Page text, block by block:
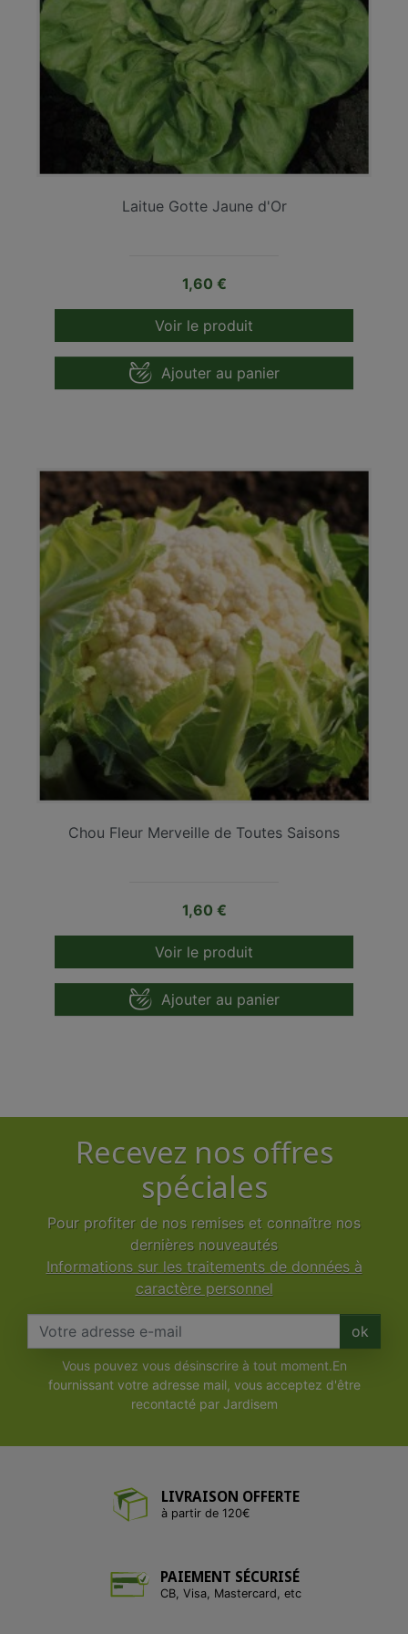
Laitue Gotte Jaune d'Or
Prix
1,60 €
Voir le produit
Ajouter au panier
Chou Fleur Merveille de Toutes Saisons
Prix
1,60 €
Voir le produit
Ajouter au panier
Recevez nos offres
spéciales
Pour profiter de nos remises et connaître nos
dernières nouveautés
Informations sur les traitements de données à
caractère personnel
ok
Vous pouvez vous désinscrire à tout moment.En
fournissant votre adresse mail, vous acceptez d'être
recontacté par Jardisem
LIVRAISON OFFERTE
à partir de 120€
PAIEMENT SÉCURISÉ
CB, Visa, Mastercard, etc